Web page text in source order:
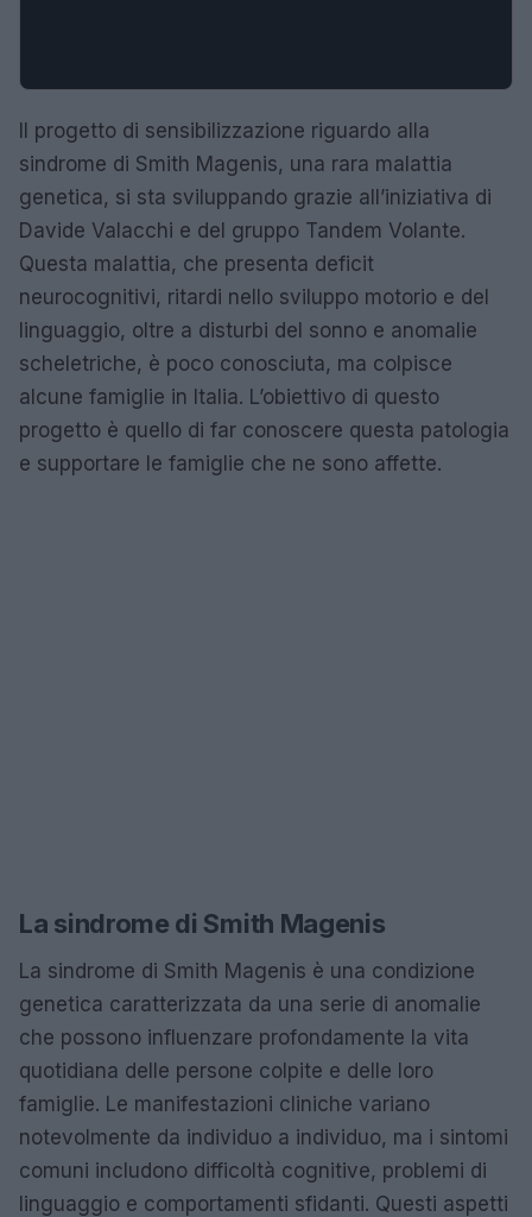
Il progetto di sensibilizzazione riguardo alla
sindrome di Smith Magenis, una rara malattia
genetica, si sta sviluppando grazie all’iniziativa di
Davide Valacchi e del gruppo Tandem Volante.
Questa malattia, che presenta deficit
neurocognitivi, ritardi nello sviluppo motorio e del
linguaggio, oltre a disturbi del sonno e anomalie
scheletriche, è poco conosciuta, ma colpisce
alcune famiglie in Italia. L’obiettivo di questo
progetto è quello di far conoscere questa patologia
e supportare le famiglie che ne sono affette.
La sindrome di Smith Magenis
La sindrome di Smith Magenis è una condizione
genetica caratterizzata da una serie di anomalie
che possono influenzare profondamente la vita
quotidiana delle persone colpite e delle loro
famiglie. Le manifestazioni cliniche variano
notevolmente da individuo a individuo, ma i sintomi
comuni includono difficoltà cognitive, problemi di
linguaggio e comportamenti sfidanti. Questi aspetti